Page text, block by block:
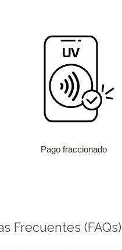
Pago fraccionado
Frecuentes (FAQs)